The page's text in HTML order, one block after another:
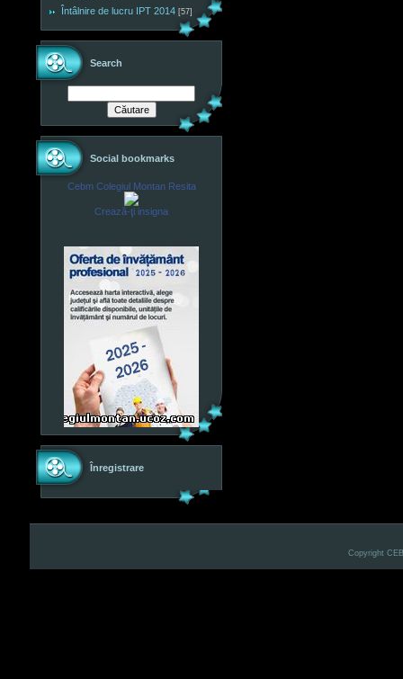
Întâlnire de lucru IPT 2014 [57]
Search
Social bookmarks
Cebm Colegiul Montan Resita
Crează-ţi insigna
Înregistrare
Copyright